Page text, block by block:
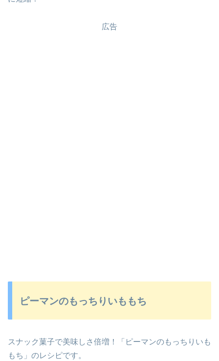
広告
ピーマンのもっちりいももち
スナック菓子で美味しさ倍増！「ピーマンのもっちりいも
もち」のレシピです。